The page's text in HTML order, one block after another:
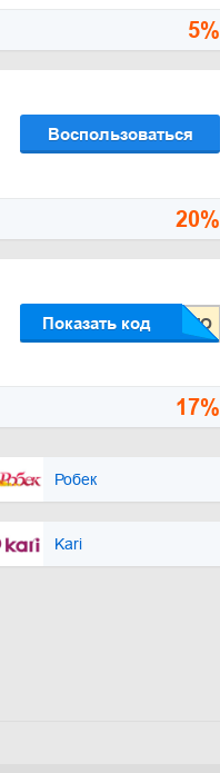
5%
Воспользоваться
20%
Показать код
17%
Робек
Kari